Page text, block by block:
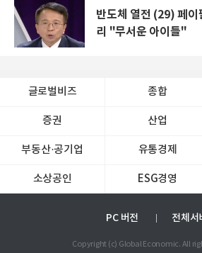
반도체 열전 (29) 페
리 "무서운 아이들"
글로벌비즈 종합
증권 산업
부동산·공기업 유통경제
소상공인 ESG경영
PC 버전 전체서
Copyright (c) Global Economic. All